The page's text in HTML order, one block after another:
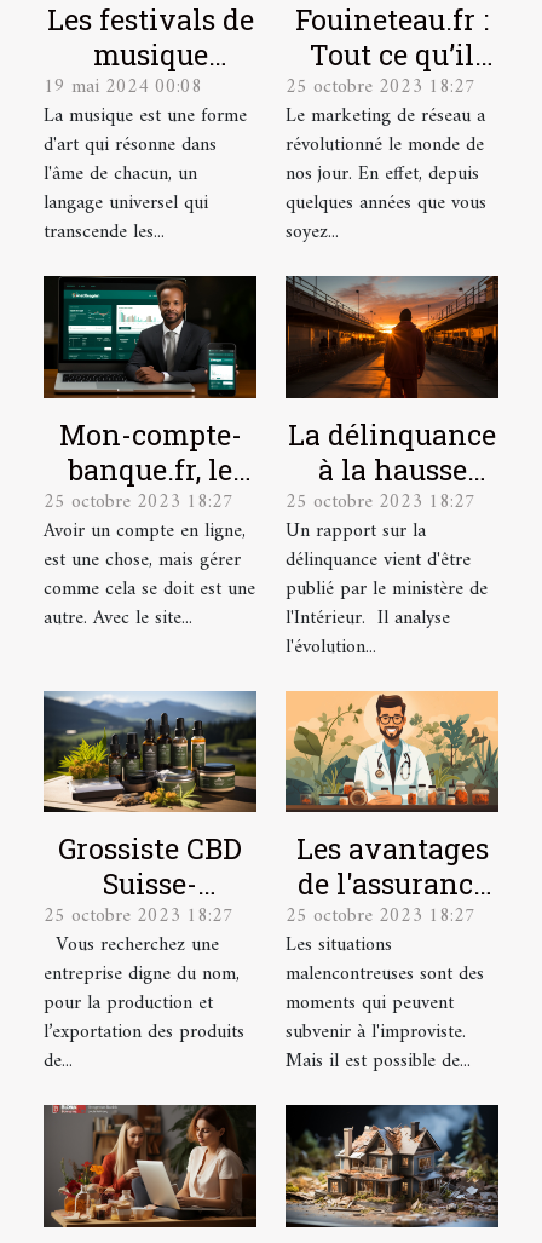
Les festivals de
musique
indépendante
et leur
contribution à
la scène
culturelle
19 mai 2024 00:08
La musique est une forme
d'art qui résonne dans
l'âme de chacun, un
langage universel qui
transcende les...
Fouineteau.fr :
Tout ce qu’il
faut savoir sur
ce site
25 octobre 2023 18:27
Le marketing de réseau a
révolutionné le monde de
nos jour. En effet, depuis
quelques années que vous
soyez...
Mon-compte-
banque.fr, le
site idéal pour
la gestion de
vos comptes en
ligne.
25 octobre 2023 18:27
Avoir un compte en ligne,
est une chose, mais gérer
comme cela se doit est une
autre. Avec le site...
La délinquance
à la hausse
depuis le
déconfinement
25 octobre 2023 18:27
Un rapport sur la
délinquance vient d'être
publié par le ministère de
l'Intérieur. Il analyse
l'évolution...
Grossiste CBD
Suisse-
Producteur &
Exportateur
25 octobre 2023 18:27
Vous recherchez une
entreprise digne du nom,
pour la production et
l’exportation des produits
de...
Les avantages
de l'assurance
santé pour les
salariés
25 octobre 2023 18:27
Les situations
malencontreuses sont des
moments qui peuvent
subvenir à l'improviste.
Mais il est possible de...